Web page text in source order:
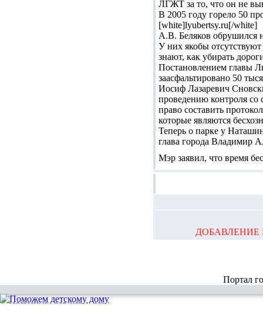
ЛГЖТ за то, что он не
В 2005 году горело 50
[white]lyubertsy.ru[/white]
А.В. Беляков обрушился
У них якобы
знают, как убирать
Постановлением главы
заасфальтировано 50
Иосиф Лазаревич
проведению контроля со
право составить
которые являются
Теперь о парке у
глава города Владимир
Мэр заявил, что время
ДОБАВЛЕНИЕ
Портал